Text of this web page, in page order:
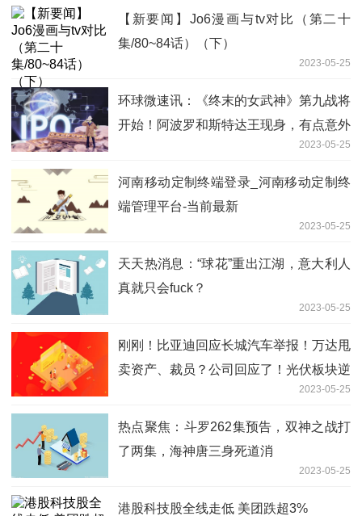
【新要闻】Jo6漫画与tv对比（第二十
集/80~84话）（下）
2023-05-25
环球微速讯：《终末的女武神》第九战将
开始！阿波罗和斯特达王现身，有点意外
2023-05-25
河南移动定制终端登录_河南移动定制终
端管理平台-当前最新
2023-05-25
天天热消息：“球花”重出江湖，意大利人
真就只会fuck？
2023-05-25
刚刚！比亚迪回应长城汽车举报！万达甩
卖资产、裁员？公司回应了！光伏板块逆
势大涨，多股冲击涨停 今日关注2023-05-25
热点聚焦：斗罗262集预告，双神之战打
了两集，海神唐三身死道消
2023-05-25
港股科技股全线走低 美团跌超3%